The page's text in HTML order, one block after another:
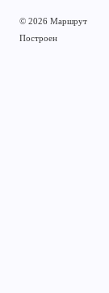
© 2026 Маршрут
Построен